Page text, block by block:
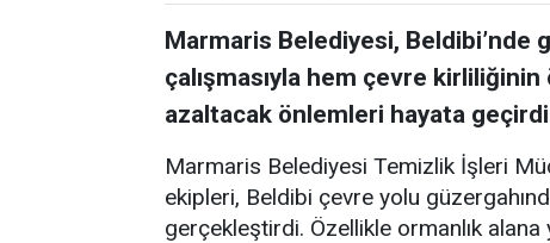
Marmaris Belediyesi, Beldibi’nde
çalışmasıyla hem çevre
azaltacak önlemleri hayata
Marmaris Belediyesi Temizlik İşleri
ekipleri, Beldibi çevre yolu
gerçekleştirdi. Özellikle ormanlık alana